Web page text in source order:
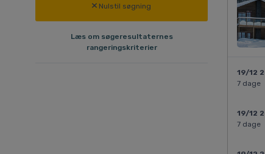
Nulstil søgning
Læs om søgeresultaternes
rangeringskriterier
19/12
7 dage
19/12
7 dage